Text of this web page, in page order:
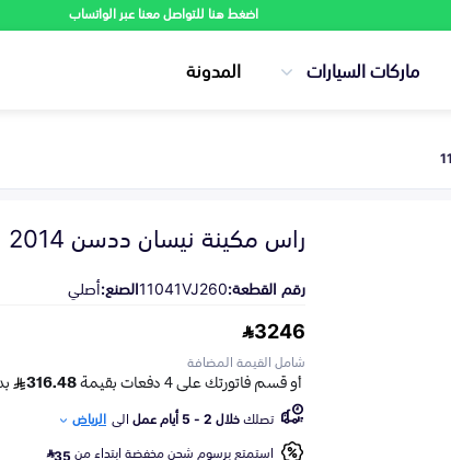
اضغط هنا للتواصل معنا عبر الواتساب
ماركات السيارات المدونة
راس مكينة نيسان ددسن 2014
رقم القطعة:11041VJ260الصنع:أصلي
3246
شامل القيمة المضافة
تصلكخلال 2 - 5 أيام عمل الى الرياض
استمتع برسوم شحن مخفضة ابتداء من35